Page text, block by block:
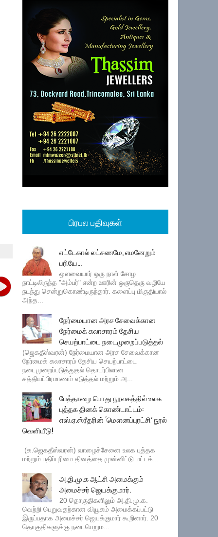
பிரபல பதிவுகள்
எட்டேகால் லட்சணமே, எமனேறும்
பரியே...
ஔவையார் ஒரு நாள் சோழ
நாட்டிலிருந்த "அம்பர்" என்ற ஊரின் ஒருதெரு வழியே
நடந்து சென்றுகொண்டிருந்தார். களைப்பு மிகுதியால்
அந்த...
நேர்மையான அரச சேவைக்கான
நேர்மைக் கலாசாரம் தேசிய
செயற்பாட்டை நடைமுறைப்படுத்தல்
(ஜெகதீஸ்வரன்) நேர்மையான அரச சேவைக்கான
நேர்மைக் கலாசாரம் தேசிய செயற்பாட்டை
நடைமுறைப்படுத்துதல் தொடர்பிலான
சத்தியப்பிரமாணம் எடுத்தல் மற்றும் அ...
பேத்தாழை பொது நூலகத்தில் உலக
புத்தக தினக் கொண்டாட்டம்:
எஸ்.ஏ.ஸ்ரீதரின் ‘மௌனப்புரட்சி’ நூல்
வெளியீடு!
(க.ஜெகதீஸ்வரன்) வாழைச்சேனை உலக புத்தக
மற்றும் பதிப்புரிமை தினத்தை முன்னிட்டு மட்டக்...
அ.தி.மு.க ஆட்சி அமைக்கும்
அமைச்சர் ஜெயக்குமார்.
20 தொகுதிகளிலும் அ.தி.மு.க.
வெற்றி பெறுவதற்கான வியூகம் அமைக்கப்பட்டு
இருப்பதாக அமைச்சர் ஜெயக்குமார் கூறினார். 20
தொகுதிகளுக்கு நடைபெறும...